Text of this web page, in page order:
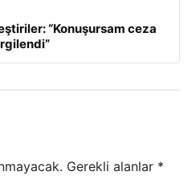
“Konuşursam ceza
Gerekli alanlar *